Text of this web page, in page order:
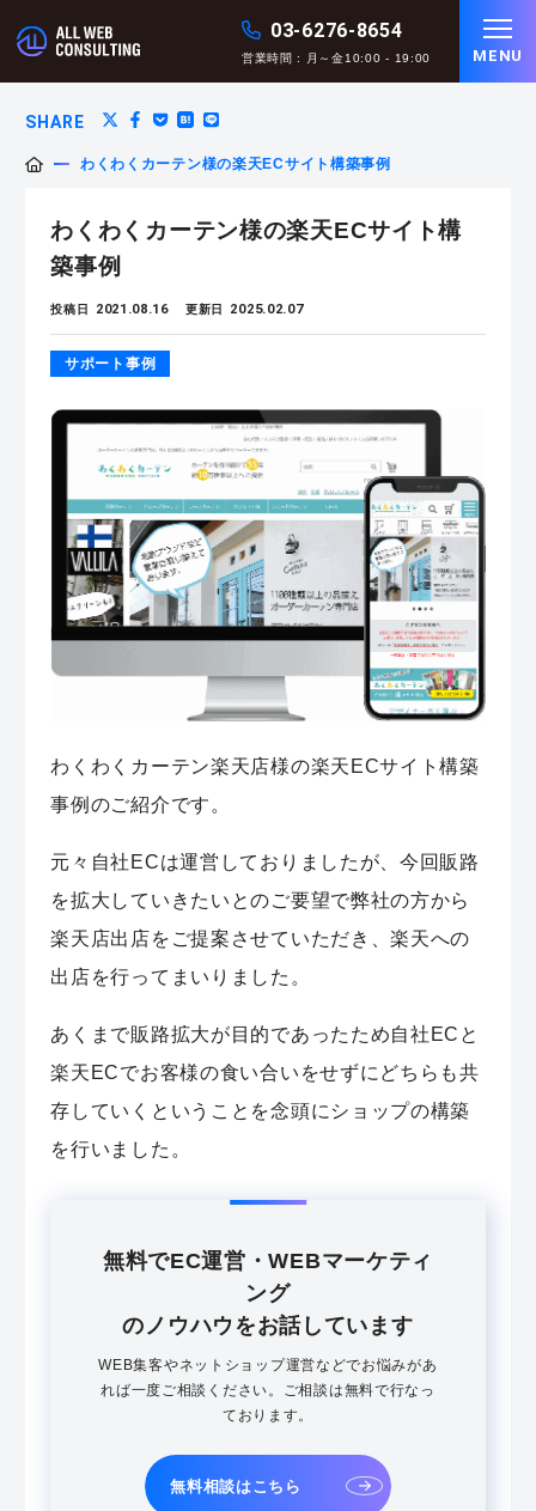
03-6276-8654
営業時間 : 月～金10:00 - 19:00 MENU
SHARE
わくわくカーテン様の楽天ECサイト構築事例
わくわくカーテン様の楽天ECサイト構
築事例
投稿日 2021.08.16 更新日 2025.02.07
サポート事例
わくわくカーテン楽天店様の楽天ECサイト構築
事例のご紹介です。
元々自社ECは運営しておりましたが、今回販路
を拡大していきたいとのご要望で弊社の方から
楽天店出店をご提案させていただき、楽天への
出店を行ってまいりました。
あくまで販路拡大が目的であったため自社ECと
楽天ECでお客様の食い合いをせずにどちらも共
存していくということを念頭にショップの構築
を行いました。
無料でEC運営・WEBマーケティ
ング
のノウハウをお話しています
WEB集客やネットショップ運営などでお悩みがあ
れば一度ご相談ください。ご相談は無料で行なっ
ております。
無料相談はこちら